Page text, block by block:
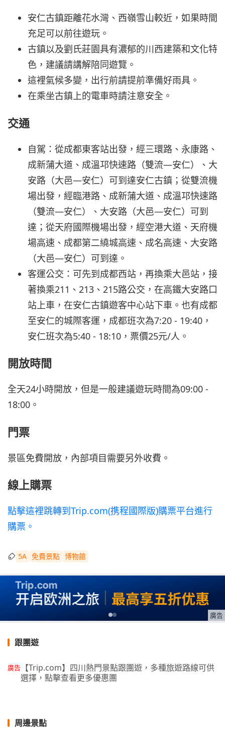
安仁古鎮距離花水灣、西嶺雪山較近，如果時間
充足可以前往遊玩。
古鎮以及劉氏莊園具有濃郁的川西建築和文化特
色，建議請講解陪同遊覽。
這裡氣候多變，出行前請提前準備好雨具。
在乘坐古鎮上的電車時請注意安全。
交通
自駕：從成都東客站出發，經三環路、永康路、
成新蒲大道、成溫邛快速路（雙流—安仁）、大
安路（大邑—安仁）可到達安仁古鎮；從雙流機
場出發，經臨港路、成新蒲大道、成溫邛快速路
（雙流—安仁）、大安路（大邑—安仁）可到
達；從天府國際機場出發，經空港大道、天府機
場高速、成都第二繞城高速、成名高速、大安路
（大邑—安仁）可到達。
客運公交：可先到成都西站，再換乘大邑站，接
著換乘211、213、215路公交，在高鐵大安路口
站上車，在安仁古鎮遊客中心站下車。也有成都
至安仁的城際客運，成都班次為7:20 - 19:40，
安仁班次為5:40 - 18:10，票價25元/人。
開放時間
全天24小時開放，但是一般建議遊玩時間為09:00 -
18:00。
門票
景區免費開放，內部項目需要另外收費。
線上購票
點擊這裡跳轉到Trip.com(携程國際版)購票平台進行
購票。
5A 免費景點 博物館
廣告
跟團遊
廣告 【Trip.com】四川熱門景點跟團遊，多種旅遊路線可供
選擇，點擊查看更多優惠團
周邊景點